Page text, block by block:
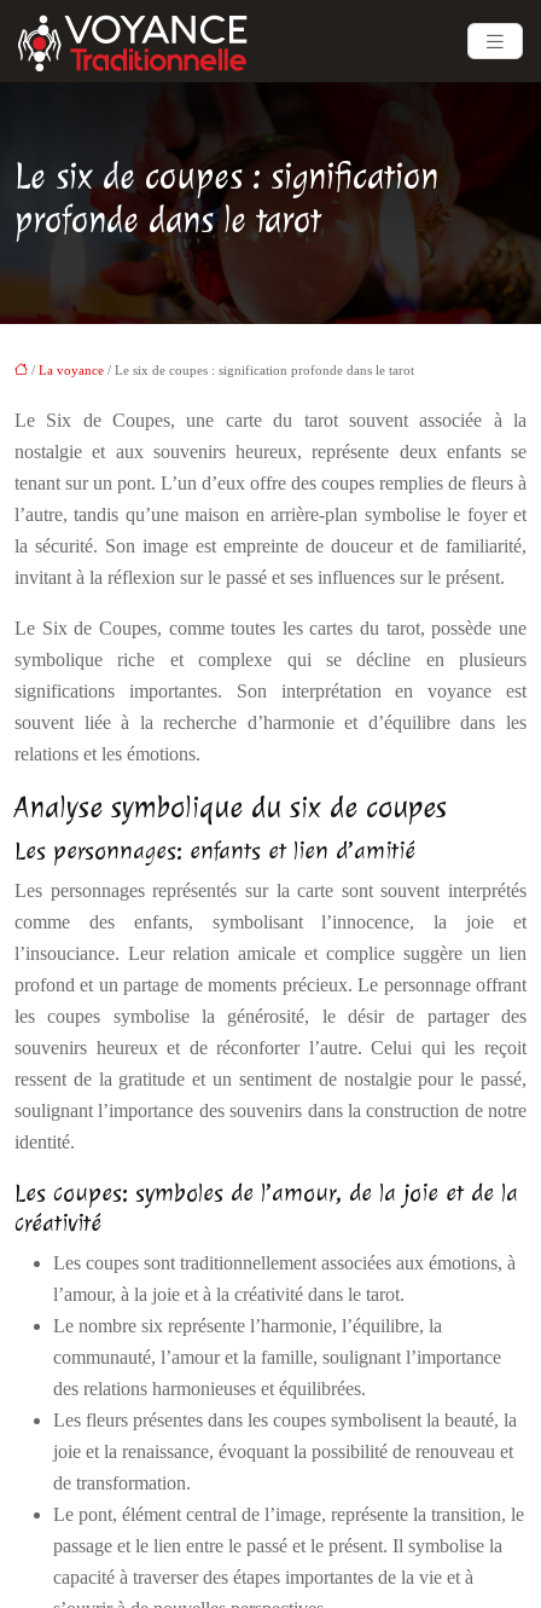
Le six de coupes : signification
profonde dans le tarot
/ La voyance / Le six de coupes : signification profonde dans le tarot
Le Six de Coupes, une carte du tarot souvent associée à la
nostalgie et aux souvenirs heureux, représente deux enfants se
tenant sur un pont. L’un d’eux offre des coupes remplies de fleurs à
l’autre, tandis qu’une maison en arrière-plan symbolise le foyer et
la sécurité. Son image est empreinte de douceur et de familiarité,
invitant à la réflexion sur le passé et ses influences sur le présent.
Le Six de Coupes, comme toutes les cartes du tarot, possède une
symbolique riche et complexe qui se décline en plusieurs
significations importantes. Son interprétation en voyance est
souvent liée à la recherche d’harmonie et d’équilibre dans les
relations et les émotions.
Analyse symbolique du six de coupes
Les personnages: enfants et lien d’amitié
Les personnages représentés sur la carte sont souvent interprétés
comme des enfants, symbolisant l’innocence, la joie et
l’insouciance. Leur relation amicale et complice suggère un lien
profond et un partage de moments précieux. Le personnage offrant
les coupes symbolise la générosité, le désir de partager des
souvenirs heureux et de réconforter l’autre. Celui qui les reçoit
ressent de la gratitude et un sentiment de nostalgie pour le passé,
soulignant l’importance des souvenirs dans la construction de notre
identité.
Les coupes: symboles de l’amour, de la joie et de la
créativité
Les coupes sont traditionnellement associées aux émotions, à
l’amour, à la joie et à la créativité dans le tarot.
Le nombre six représente l’harmonie, l’équilibre, la
communauté, l’amour et la famille, soulignant l’importance
des relations harmonieuses et équilibrées.
Les fleurs présentes dans les coupes symbolisent la beauté, la
joie et la renaissance, évoquant la possibilité de renouveau et
de transformation.
Le pont, élément central de l’image, représente la transition, le
passage et le lien entre le passé et le présent. Il symbolise la
capacité à traverser des étapes importantes de la vie et à